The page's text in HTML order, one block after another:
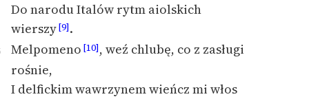
Regulamin biblioteki
Dane fundacji i
sprawozdania finansowe
Regulamin darowizn
Do narodu Italów rytm aiolskich
wierszy[9].
Melpomeno [10], weź chlubę, co z zasługi
rośnie,
I delfickim wawrzynem wieńcz mi włos